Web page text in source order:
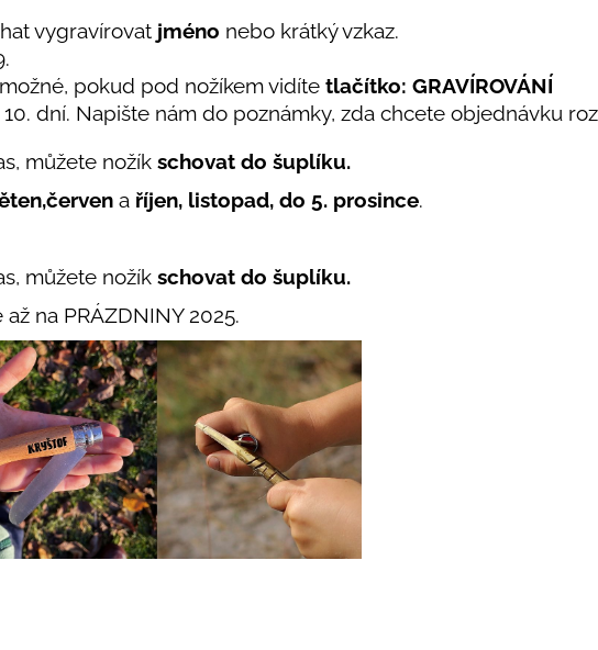
vygravírovat jméno nebo krátký vzkaz.
pokud pod nožíkem vidíte tlačítko: GRAVÍROVÁNÍ
dní. Napište nám do poznámky, zda chcete objednávku
můžete nožík schovat do šuplíku.
a říjen, listopad, do 5. prosince.
můžete nožík schovat do šuplíku.
na PRÁZDNINY 2025.